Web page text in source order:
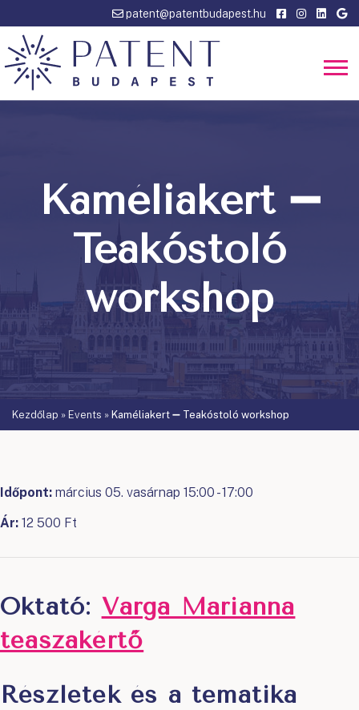
patent@patentbudapest.hu
Kaméliakert ➖
Teakóstoló
workshop
Kezdőlap » Events » Kaméliakert ➖ Teakóstoló workshop
Időpont: március 05. vasárnap 15:00 - 17:00
Ár: 12 500 Ft
Oktató: Varga Marianna
teaszakértő
Részletek és a tematika